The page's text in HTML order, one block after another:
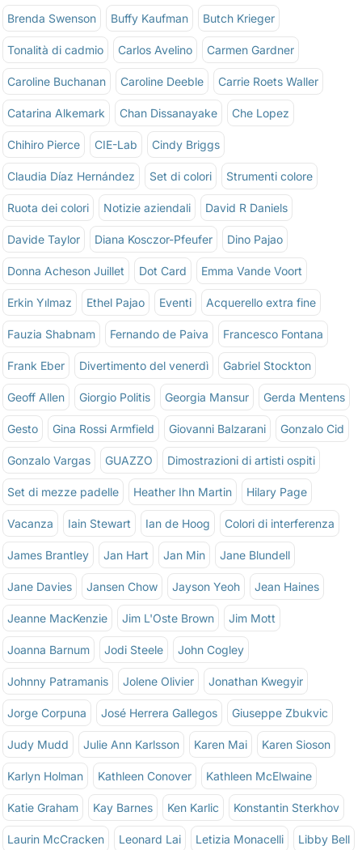
Brenda Swenson Buffy Kaufman Butch Krieger
Tonalità di cadmio Carlos Avelino Carmen Gardner
Caroline Buchanan Caroline Deeble Carrie Roets Waller
Catarina Alkemark Chan Dissanayake Che Lopez
Chihiro Pierce CIE-Lab Cindy Briggs
Claudia Díaz Hernández Set di colori Strumenti colore
Ruota dei colori Notizie aziendali David R Daniels
Davide Taylor Diana Kosczor-Pfeufer Dino Pajao
Donna Acheson Juillet Dot Card Emma Vande Voort
Erkin Yılmaz Ethel Pajao Eventi Acquerello extra fine
Fauzia Shabnam Fernando de Paiva Francesco Fontana
Frank Eber Divertimento del venerdì Gabriel Stockton
Geoff Allen Giorgio Politis Georgia Mansur Gerda Mentens
Gesto Gina Rossi Armfield Giovanni Balzarani Gonzalo Cid
Gonzalo Vargas GUAZZO Dimostrazioni di artisti ospiti
Set di mezze padelle Heather Ihn Martin Hilary Page
Vacanza Iain Stewart Ian de Hoog Colori di interferenza
James Brantley Jan Hart Jan Min Jane Blundell
Jane Davies Jansen Chow Jayson Yeoh Jean Haines
Jeanne MacKenzie Jim L'Oste Brown Jim Mott
Joanna Barnum Jodi Steele John Cogley
Johnny Patramanis Jolene Olivier Jonathan Kwegyir
Jorge Corpuna José Herrera Gallegos Giuseppe Zbukvic
Judy Mudd Julie Ann Karlsson Karen Mai Karen Sioson
Karlyn Holman Kathleen Conover Kathleen McElwaine
Katie Graham Kay Barnes Ken Karlic Konstantin Sterkhov
Laurin McCracken Leonard Lai Letizia Monacelli Libby Bell